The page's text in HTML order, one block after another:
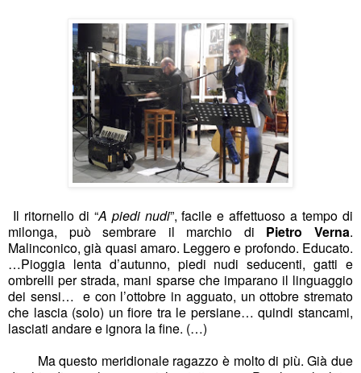
Il ritornello di “A piedi nudi”, facile e affettuoso a tempo di
milonga, può sembrare il marchio di Pietro Verna.
Malinconico, già quasi amaro. Leggero e profondo. Educato.
…Pioggia lenta d’autunno, piedi nudi seducenti, gatti e
ombrelli per strada, mani sparse che imparano il linguaggio
dei sensi… e con l’ottobre in agguato, un ottobre stremato
che lascia (solo) un fiore tra le persiane… quindi stancami,
lasciati andare e ignora la fine. (…)
Ma questo meridionale ragazzo è molto di più. Già due